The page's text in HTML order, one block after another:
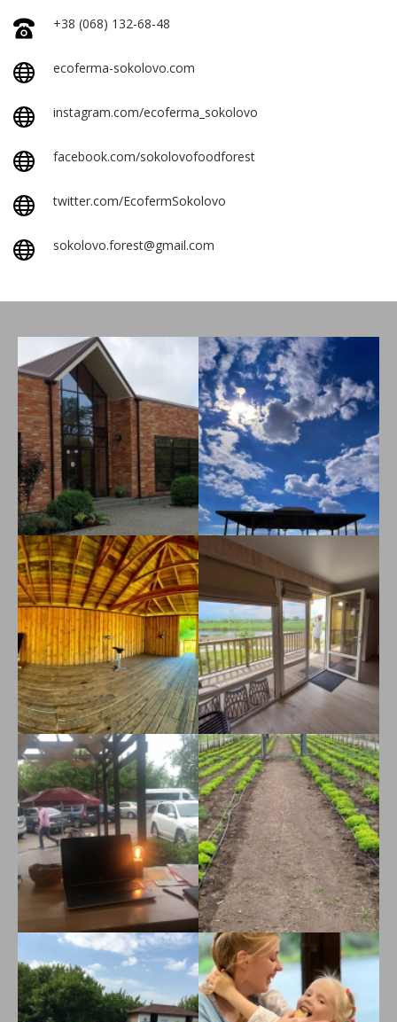
+38 (068) 132-68-48
ecoferma-sokolovo.com
instagram.com/ecoferma_sokolovo
facebook.com/sokolovofoodforest
twitter.com/EcofermSokolovo
sokolovo.forest@gmail.com